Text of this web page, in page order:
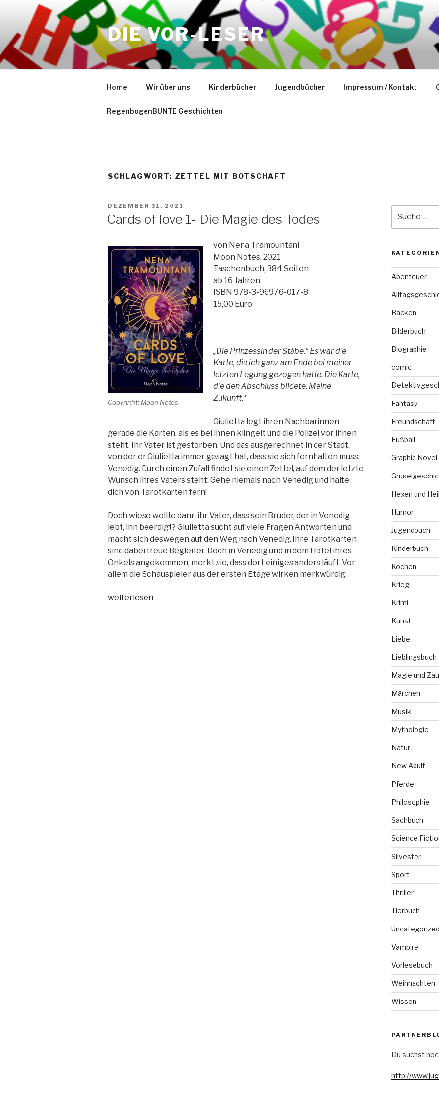
springen
DIE VOR-LESER
Home Wir über uns Kinderbücher Jugendbücher Impressum / Kontakt
RegenbogenBUNTE Geschichten
SCHLAGWORT: ZETTEL MIT BOTSCHAFT
VERÖFFENTLICHT
DEZEMBER 31, 2021
Cards of love 1- Die Magie des Todes
Copyright: Moon Notes
von Nena Tramountani
Moon Notes, 2021
Taschenbuch, 384 Seiten
ab 16 Jahren
ISBN 978-3-96976-017-8
15,00 Euro
„Die Prinzessin der Stäbe.“ Es war die
Karte, die ich ganz am Ende bei meiner
letzten Legung gezogen hatte. Die Karte,
die den Abschluss bildete. Meine
Zukunft.“
Giulietta legt ihren Nachbarinnen
gerade die Karten, als es bei ihnen klingelt und die Polizei vor ihnen
steht. Ihr Vater ist gestorben. Und das ausgerechnet in der Stadt,
von der er Giulietta immer gesagt hat, dass sie sich fernhalten muss:
Venedig. Durch einen Zufall findet sie einen Zettel, auf dem der letzte
Wunsch ihres Vaters steht: Gehe niemals nach Venedig und halte
dich von Tarotkarten fern!
Doch wieso wollte dann ihr Vater, dass sein Bruder, der in Venedig
lebt, ihn beerdigt? Giulietta sucht auf viele Fragen Antworten und
macht sich deswegen auf den Weg nach Venedig. Ihre Tarotkarten
sind dabei treue Begleiter. Doch in Venedig und in dem Hotel ihres
Onkels angekommen, merkt sie, dass dort einiges anders läuft. Vor
allem die Schauspieler aus der ersten Etage wirken merkwürdig.
„Cards
weiterlesen
nach:
KATEGORIEN
Abenteuer
Backen
Bilderbuch
Biographie
comic
Fantasy
Freundschaft
Fußball
Graphic Novel
Hexen und
Humor
Jugendbuch
Kinderbuch
Kochen
Krieg
Krimi
Kunst
Liebe
Lieblingsbuch
Magie und
Märchen
Musik
Mythologie
Natur
New Adult
Pferde
Philosophie
Sachbuch
Science
Silvester
Sport
Thriller
Tierbuch
Uncategorized
Vampire
Vorlesebuch
Weihnachten
Wissen
Du suchst
http://